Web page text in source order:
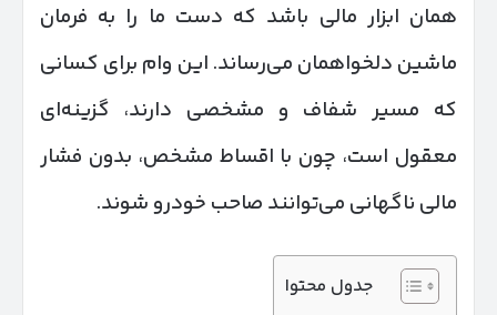
همان ابزار مالی باشد که دست ما را به فرمان
ماشین دلخواهمان می‌رساند. این وام برای کسانی
که مسیر شفاف و مشخصی دارند، گزینه‌ای
معقول است، چون با اقساط مشخص، بدون فشار
مالی ناگهانی می‌توانند صاحب خودرو شوند.
جدول محتوا